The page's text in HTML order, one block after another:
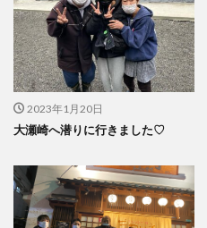
2023年1月20日
大瀬崎へ潜りに行きました♡